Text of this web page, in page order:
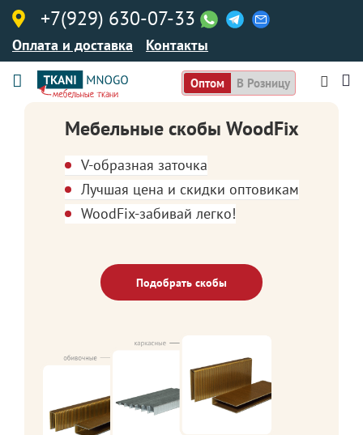
+7(929) 630-07-33
Оплата и доставка Контакты
Оптом В Розницу
Мебельные скобы WoodFix
V-образная заточка
Лучшая цена и скидки оптовикам
WoodFix-забивай легко!
Подобрать скобы